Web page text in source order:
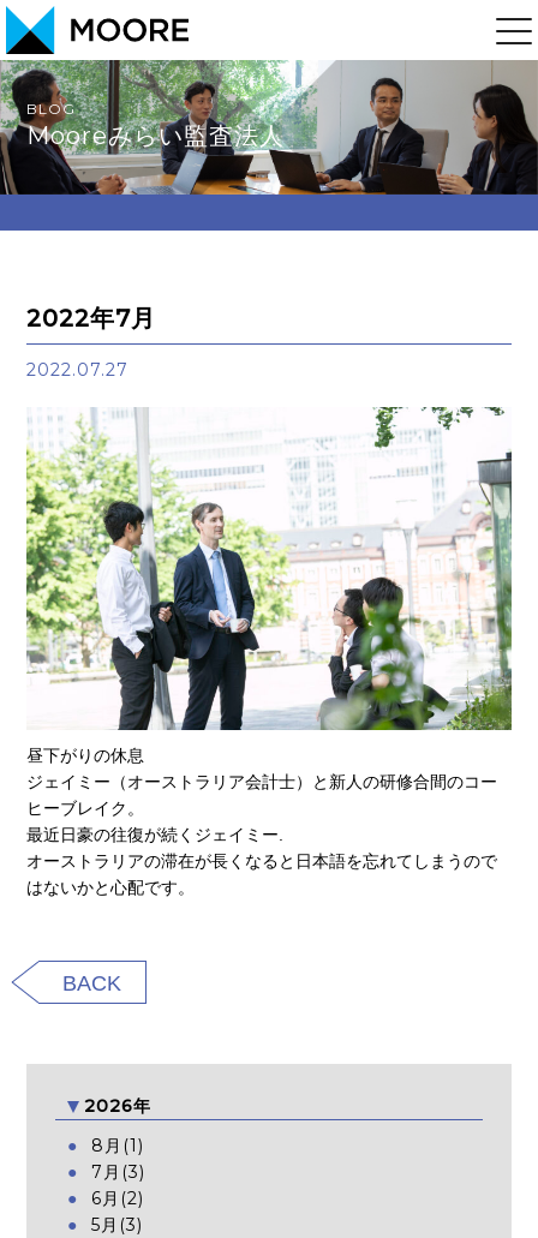
BLOG
Mooreみらい監査法人
2022年7月
2022.07.27
昼下がりの休息
ジェイミー（オーストラリア会計士）と新人の研修合間のコー
ヒーブレイク。
最近日豪の往復が続くジェイミー.
オーストラリアの滞在が長くなると日本語を忘れてしまうので
はないかと心配です。
BACK
2026年
8月(1)
7月(3)
6月(2)
5月(3)